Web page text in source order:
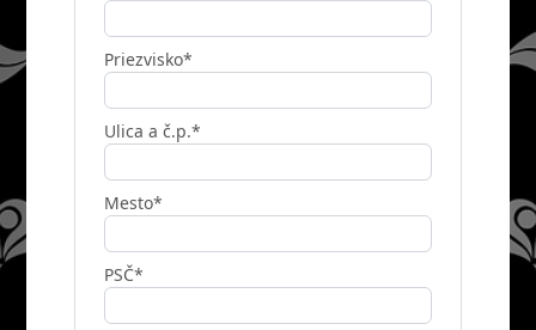
Priezvisko*
Ulica a č.p.*
Mesto*
PSČ*